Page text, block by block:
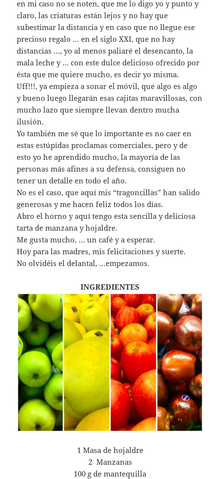
en mi caso no se noten, que me lo digo yo y punto y
claro, las criaturas están lejos y no hay que
subestimar la distancia y en caso que no llegue ese
precioso regalo … en el siglo XXI, que no hay
distancias …, yo al menos paliaré el desencanto, la
mala leche y … con este dulce delicioso ofrecido por
ésta que me quiere mucho, es decir yo misma.
Uff!!!, ya empieza a sonar el móvil, que algo es algo
y bueno luego llegarán esas cajitas maravillosas, con
mucho lazo que siempre llevan dentro mucha
ilusión.
Yo también me sé que lo importante es no caer en
estas estúpidas proclamas comerciales, pero y de
esto yo he aprendido mucho, la mayoría de las
personas más afines a su defensa, consiguen no
tener un detalle en todo el año.
No es el caso, que aquí mis “tragoncillas” han salido
generosas y me hacen feliz todos los días.
Abro el horno y aquí tengo esta sencilla y deliciosa
tarta de manzana y hojaldre.
Me gusta mucho, … un café y a esperar.
Hoy para las madres, mis felicitaciones y suerte.
No olvidéis el delantal, …empezamos.
INGREDIENTES
1 Masa de hojaldre
2 Manzanas
100 g de mantequilla